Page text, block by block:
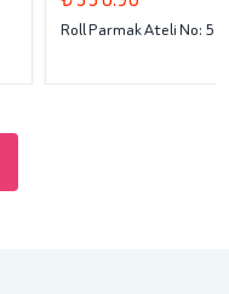
Roll Parmak Ateli No: 5